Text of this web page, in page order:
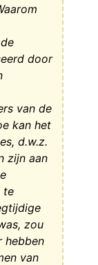
door
van de
kan het
d.w.z.
zijn aan
te
zou
hebben
van